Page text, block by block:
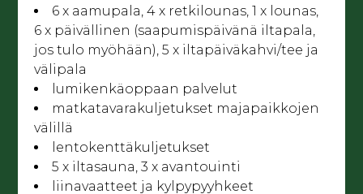
6 x aamupala, 4 x retkilounas, 1 x lounas,
6 x päivällinen (saapumispäivänä iltapala,
jos tulo myöhään), 5 x iltapäiväkahvi/tee ja
välipala
lumikenkäoppaan palvelut
matkatavarakuljetukset majapaikkojen
välillä
lentokenttäkuljetukset
5 x iltasauna, 3 x avantouinti
liinavaatteet ja kylpypyyhkeet